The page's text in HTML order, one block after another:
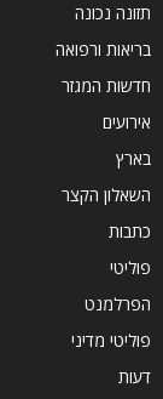
תזונה נכונה
בריאות ורפואה
חדשות המגזר
אירועים
בארץ
השאלון הקצר
כתבות
פוליטי
הפרלמנט
פוליטי מדיני
דעות